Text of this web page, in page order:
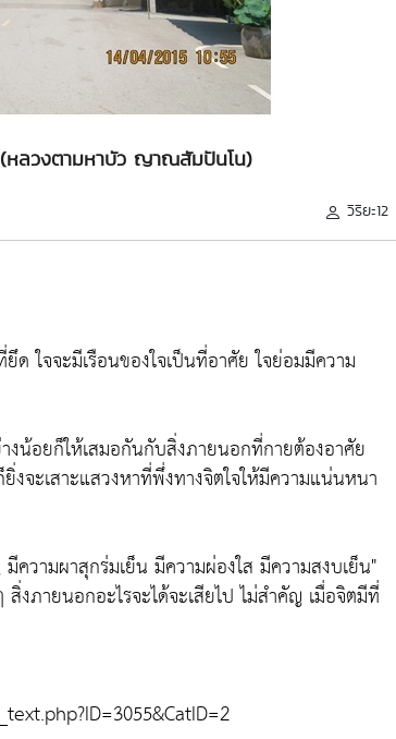
(หลวงตามหาบัว ญาณสัมปันโน)
วิริยะ12
ใจจะมีเรือนของใจเป็นที่อาศัย ใจย่อมมีความ
งน้อยก็ให้เสมอกันกับสิ่งภายนอกที่กายต้องอาศัย
งจะเสาะแสวงหาที่พึ่งทางจิตใจให้มีความแน่นหนา
ความผาสุกร่มเย็น มีความผ่องใส มีความสงบเย็น"
งภายนอกอะไรจะได้จะเสียไป ไม่สำคัญ เมื่อจิตมีที่